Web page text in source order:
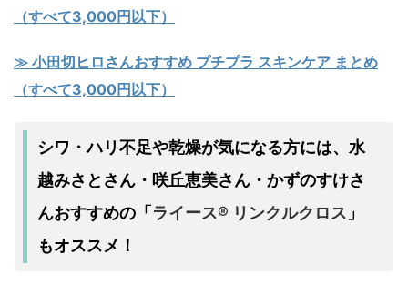
（すべて3,000円以下）
≫ 小田切ヒロさんおすすめ プチプラ スキンケア まとめ
（すべて3,000円以下）
シワ・ハリ不足や乾燥が気になる方には、水
越みさとさん・咲丘恵美さん・かずのすけさ
んおすすめの 「 ライース® リンクルクロス 」
もオススメ！